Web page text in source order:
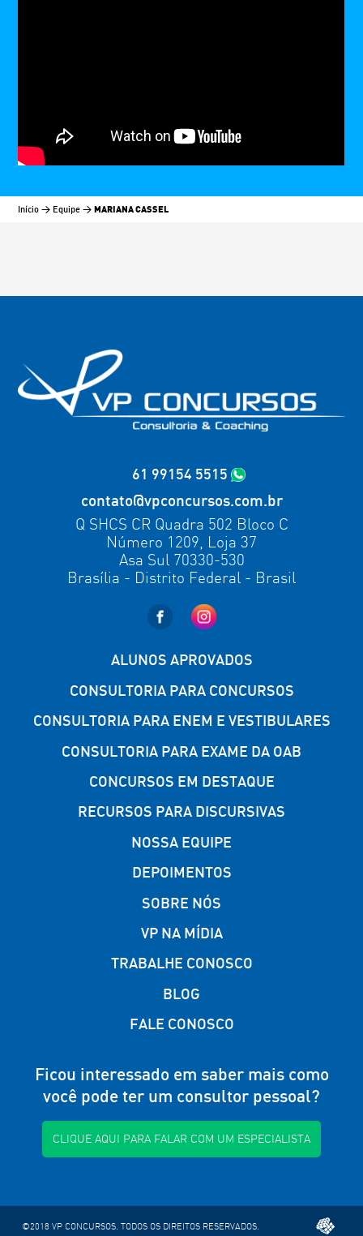
Início > Equipe > MARIANA CASSEL
61 99154 5515
contato@vpconcursos.com.br
Q SHCS CR Quadra 502 Bloco C
Número 1209, Loja 37
Asa Sul 70330-530
Brasília - Distrito Federal - Brasil
ALUNOS APROVADOS
CONSULTORIA PARA CONCURSOS
CONSULTORIA PARA ENEM E VESTIBULARES
CONSULTORIA PARA EXAME DA OAB
CONCURSOS EM DESTAQUE
RECURSOS PARA DISCURSIVAS
NOSSA EQUIPE
DEPOIMENTOS
SOBRE NÓS
VP NA MÍDIA
TRABALHE CONOSCO
BLOG
FALE CONOSCO
Ficou interessado em saber mais como
você pode ter um consultor pessoal?
CLIQUE AQUI PARA FALAR COM UM ESPECIALISTA
©2018 VP CONCURSOS. TODOS OS DIREITOS RESERVADOS.